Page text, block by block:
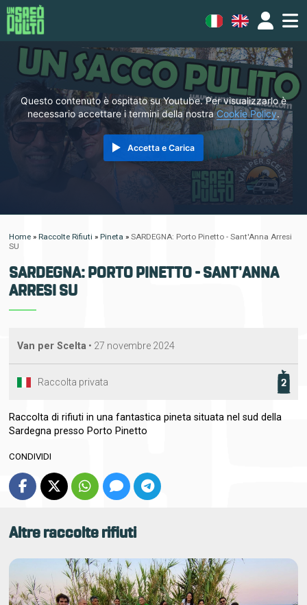
Questo contenuto è ospitato su Youtube. Per visualizzarlo è
necessario accettare i termini della nostraCookie Policy.
Accetta e Carica
Home »Raccolte Rifiuti »Pineta »SARDEGNA: Porto Pinetto - Sant'Anna Arresi
SU
SARDEGNA: PORTO PINETTO - SANT'ANNA
ARRESI SU
Van per Scelta • 27 novembre 2024
Raccolta privata 2
Raccolta di rifiuti in una fantastica pineta situata nel sud della
Sardegna presso Porto Pinetto
CONDIVIDI
Altre raccolte rifiuti